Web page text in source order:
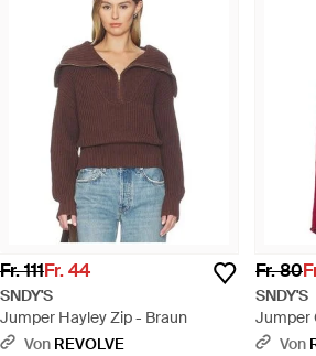
Fr. 111Fr. 44
SNDY'S
Jumper Hayley Zip - Braun
Von REVOLVE
Fr. 80
SNDY'S
Jumper
Von